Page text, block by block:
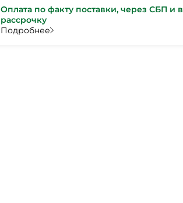
Оплата по факту поставки, через СБП и в
рассрочку
Подробнее